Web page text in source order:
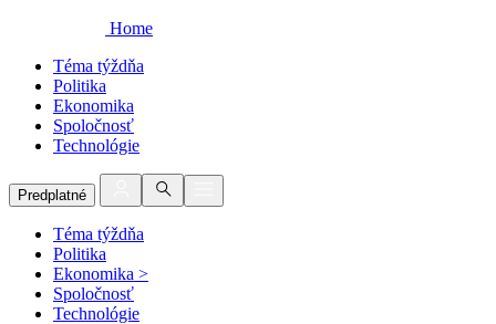
Home
Téma týždňa
Politika
Ekonomika
Spoločnosť
Technológie
Predplatné
Téma týždňa
Politika
Ekonomika >
Spoločnosť
Technológie